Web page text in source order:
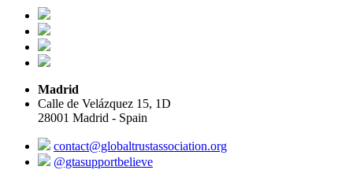
Madrid
Calle de Velázquez 15, 1D
28001 Madrid - Spain
contact@globaltrustassociation.org
@gtasupportbelieve